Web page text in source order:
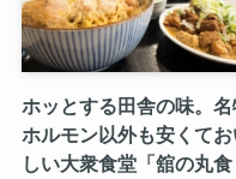
ホッとする田舎の味。名
ホルモン以外も安くてお
しい大衆食堂「舘の丸食